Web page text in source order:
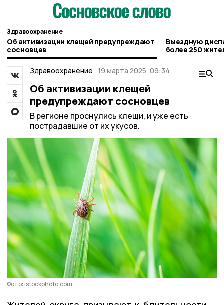
Здравоохранение
Об активизации клещей предупреждают
сосновцев
Выездную диспансеризацию прошли
более 250
Здравоохранение 19 марта 2025, 09:34
Об активизации клещей
предупреждают сосновцев
В регионе проснулись клещи, и уже есть
пострадавшие от их укусов.
Фото: istockphoto.com